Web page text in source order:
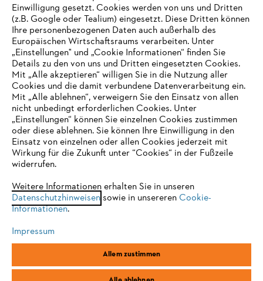
Unternehmen
Online Shop
Service
Allgemeine Geschäftsbedingungen
Impressum Cookies Rechtliche Informationen
STIHL Vertriebszentrale AG & Co. KG, D-64807 Dieburg
IHR BROWSER WIRD NICHT
UNTERSTÜTZT
eine optimale Nutzung unserer Seite empfehlen wir Ihnen, zu
einem der folgenden Browser zu wechseln:
Firefox Chrome
Einwilligung gesetzt. Cookies werden von uns und Dritten
(z.B. Google oder Tealium) eingesetzt. Diese Dritten können
Ihre personenbezogenen Daten auch außerhalb des
Europäischen Wirtschaftsraums verarbeiten. Unter
„Einstellungen" und „Cookie Informationen“ finden Sie
Details zu den von uns und Dritten eingesetzten Cookies.
Mit „Alle akzeptieren“ willigen Sie in die Nutzung aller
Cookies und die damit verbundene Datenverarbeitung ein.
Mit „Alle ablehnen“, verweigern Sie den Einsatz von allen
nicht unbedingt erforderlichen Cookies. Unter
„Einstellungen“ können Sie einzelnen Cookies zustimmen
oder diese ablehnen. Sie können Ihre Einwilligung in den
Einsatz von einzelnen oder allen Cookies jederzeit mit
Wirkung für die Zukunft unter “Cookies“ in der Fußzeile
widerrufen.
Weitere Informationen erhalten Sie in unseren
Datenschutzhinweisensowie in unsereren Cookie-
Informationen.
Impressum
Allem zustimmen